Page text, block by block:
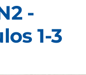
-
1-3